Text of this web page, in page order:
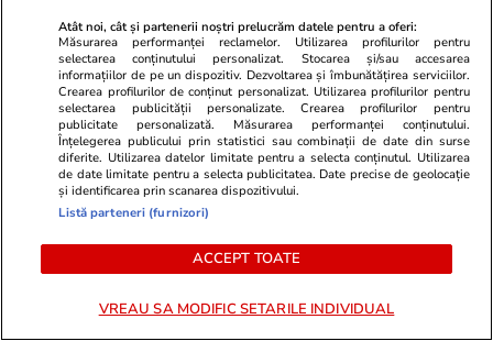
Exclusiv
Politică 15:59
Avertismentele lui Victor
Negrescu privind colaborarea cu
AUR: E un partid extremist. Nu
va pierde din sprijinul popular
dacă intră la guvernare
PARTENERI
Atât noi, cât și partenerii noștri prelucrăm datele pentru a oferi:
Măsurarea performanței reclamelor. Utilizarea profilurilor pentru
selectarea conținutului personalizat. Stocarea și/sau accesarea
informațiilor de pe un dispozitiv. Dezvoltarea și îmbunătățirea serviciilor.
Crearea profilurilor de conținut personalizat. Utilizarea profilurilor pentru
selectarea publicității personalizate. Crearea profilurilor pentru
publicitate personalizată. Măsurarea performanței conținutului.
Înțelegerea publicului prin statistici sau combinații de date din surse
diferite. Utilizarea datelor limitate pentru a selecta conținutul. Utilizarea
de date limitate pentru a selecta publicitatea. Date precise de geolocație
și identificarea prin scanarea dispozitivului.
Listă parteneri (furnizori)
ACCEPT TOATE
VREAU SA MODIFIC SETARILE INDIVIDUAL